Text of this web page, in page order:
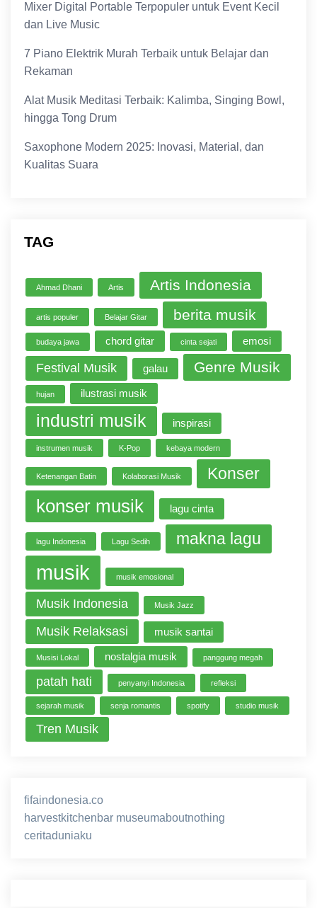
Mixer Digital Portable Terpopuler untuk Event Kecil
dan Live Music
7 Piano Elektrik Murah Terbaik untuk Belajar dan
Rekaman
Alat Musik Meditasi Terbaik: Kalimba, Singing Bowl,
hingga Tong Drum
Saxophone Modern 2025: Inovasi, Material, dan
Kualitas Suara
TAG
Ahmad Dhani Artis Artis Indonesia
artis populer Belajar Gitar berita musik
budaya jawa chord gitar cinta sejati emosi
Festival Musik galau Genre Musik
hujan ilustrasi musik
industri musik inspirasi
instrumen musik K-Pop kebaya modern
Ketenangan Batin Kolaborasi Musik Konser
konser musik lagu cinta
lagu Indonesia Lagu Sedih makna lagu
musik musik emosional
Musik Indonesia Musik Jazz
Musik Relaksasi musik santai
Musisi Lokal nostalgia musik panggung megah
patah hati penyanyi Indonesia refleksi
sejarah musik senja romantis spotify studio musik
Tren Musik
fifaindonesia.co
harvestkitchenbar museumaboutnothing
ceritaduniaku